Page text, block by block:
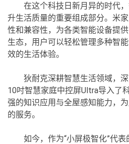
在这个科技日新月异的时代
升生活质量的重要组成部分。米
性和兼容性，为各类智能设备提
生态，用户可以轻松管理多种智
效的生活体验。
狄耐克深耕智慧生活领域，
10吋智慧家庭中控屏Ultra导入了
强的知识应用与全屋感知能力，
的服务。
如今，作为“小屏极智化”代